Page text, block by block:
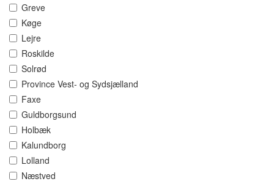
Greve
Køge
Lejre
Roskilde
Solrød
Province Vest- og Sydsjælland
Faxe
Guldborgsund
Holbæk
Kalundborg
Lolland
Næstved